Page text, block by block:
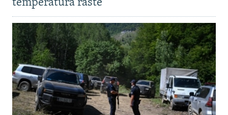
temperatura raste